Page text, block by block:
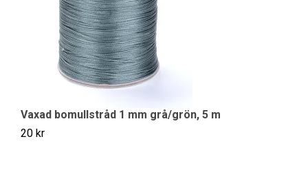
Vaxad bomullstråd 1 mm grå/grön, 5 m
20 kr